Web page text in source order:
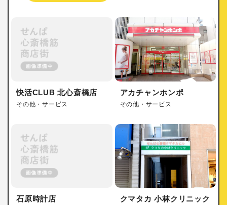
快活CLUB 北心斎橋店
その他・サービス
アカチャンホンポ
その他・サービス
石原時計店 クマタカ 小林クリニック